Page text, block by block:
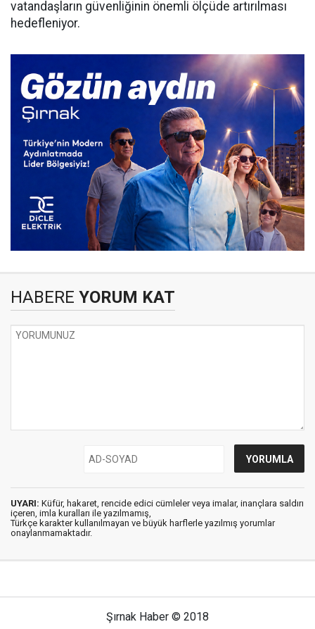
vatandaşların güvenliğinin önemli ölçüde artırılması
hedefleniyor.
HABERE YORUM KAT
UYARI: Küfür, hakaret, rencide edici cümleler veya imalar, inançlara saldırı
içeren, imla kuralları ile yazılmamış,
Türkçe karakter kullanılmayan ve büyük harflerle yazılmış yorumlar
onaylanmamaktadır.
Şırnak Haber © 2018